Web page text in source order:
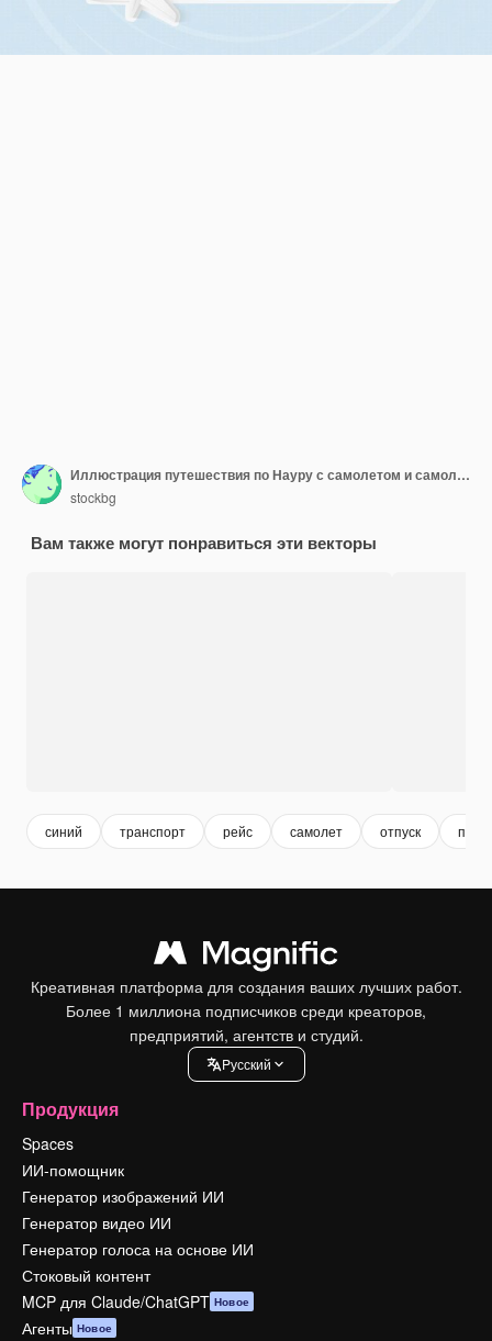
Иллюстрация путешествия по Науру с самолетом и самолетом с национальным флагом, летящим над картой Науру
stockbg
Вам также могут понравиться эти векторы
синий транспорт рейс самолет отпуск
Креативная платформа для создания ваших лучших работ.
Более 1 миллиона подписчиков среди креаторов,
предприятий, агентств и студий.
Pусский
Продукция
Spaces
ИИ-помощник
Генератор изображений ИИ
Генератор видео ИИ
Генератор голоса на основе ИИ
Стоковый контент
MCP для Claude/ChatGPT Новое
Агенты Новое